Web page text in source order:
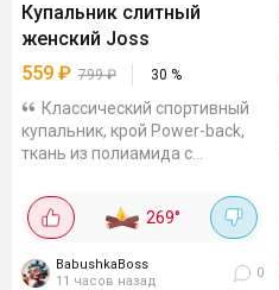
Купальник слитный
женский Joss
559 ₽ 799₽ 30 %
Классический спортивный
купальник, крой Power-back,
ткань из полиамида с
после стирки, устойчива к
хлорке. Купальник без
поддержки груди...
269°
BabushkaBoss
11 часов назад
0